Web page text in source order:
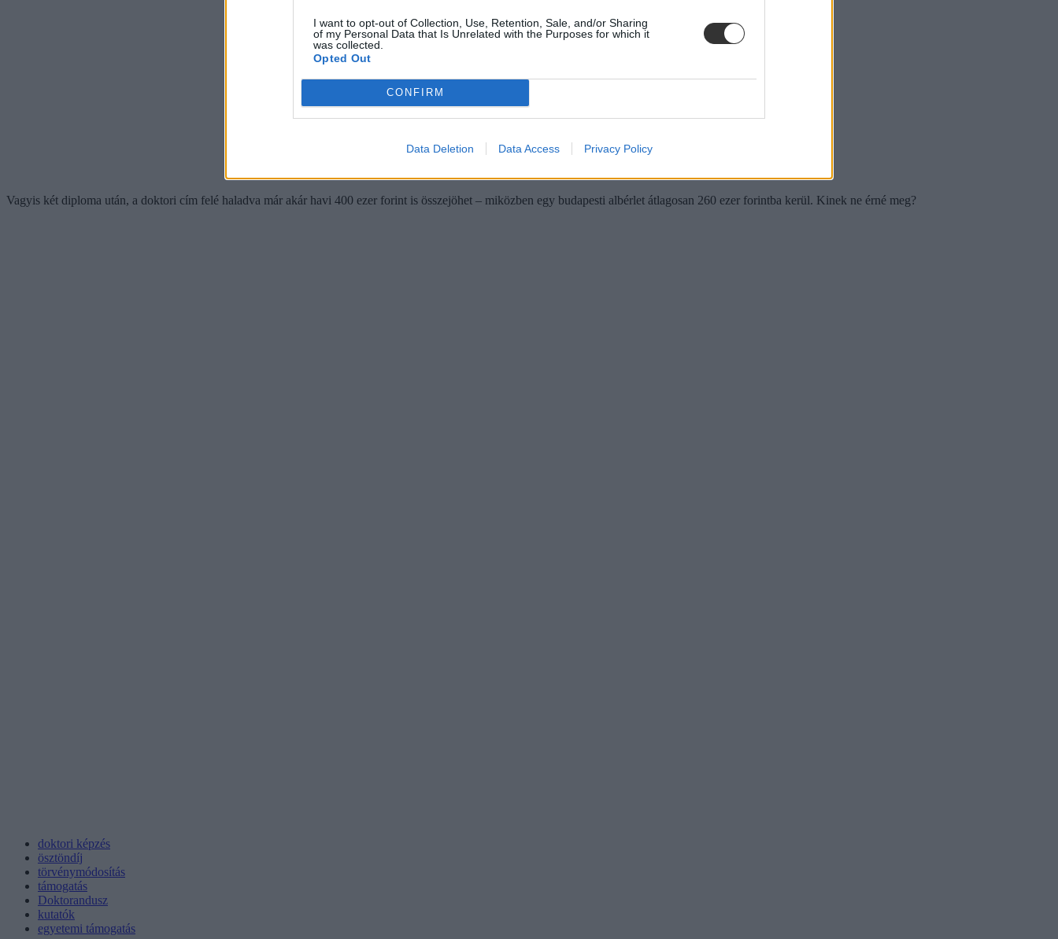
I want to opt-out of Collection, Use, Retention, Sale, and/or Sharing
of my Personal Data that Is Unrelated with the Purposes for which it
was collected.
Opted Out
CONFIRM
Data Deletion Data Access Privacy Policy
Vagyis két diploma után, a doktori cím felé haladva már akár havi 400 ezer forint is összejöhet – miközben egy budapesti albérlet átlagosan 260 ezer forintba kerül. Kinek ne érné meg?
doktori képzés
ösztöndíj
törvénymódosítás
támogatás
Doktorandusz
kutatók
egyetemi támogatás